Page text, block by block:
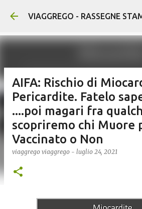
Passa ai contenuti
VIAGGREGO - RASSEGNE
AIFA: Rischio di
Pericardite. Fatelo
....poi magari fra
scopriremo chi Muore
Vaccinato o Non
viaggrego viaggrego - luglio 24, 2021